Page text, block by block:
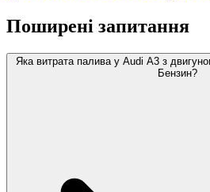
Поширені запитання
Яка витрата палива у Audi A3 з
Бензин?